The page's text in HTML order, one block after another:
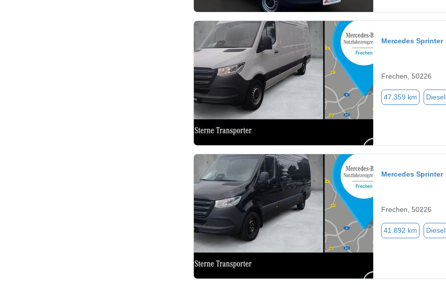
Mercedes Sprinter
Frechen, 50226
47.359 km Diesel
Mercedes Sprinter
Frechen, 50226
41.892 km Diesel